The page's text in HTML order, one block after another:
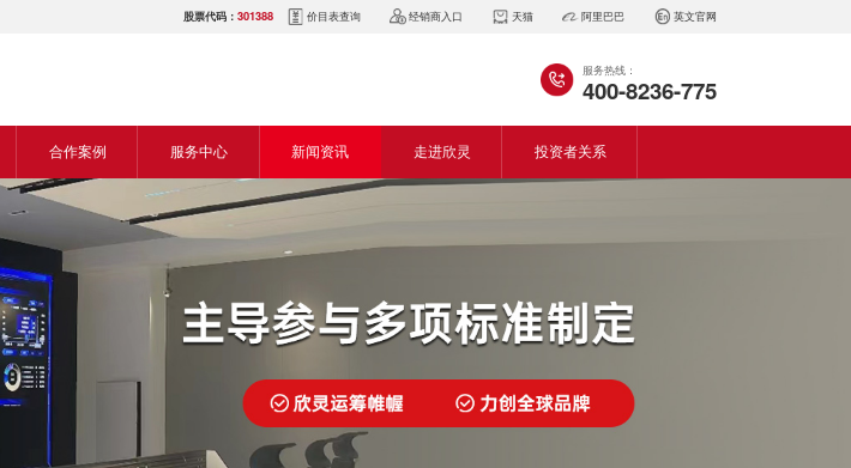
价目表查询 经销商入口 天猫 阿里巴巴 英文官网
股票代码：301388
服务热线：
400-8236-775
合作案例
食品机械行业
机床行业
塑料机械行业
建筑机械行业
服务中心
营销网络
服务热线
电商平台
新闻资讯
新闻动态
电气百科
常见问答
走进欣灵
企业风采
专利证书
投资者关系